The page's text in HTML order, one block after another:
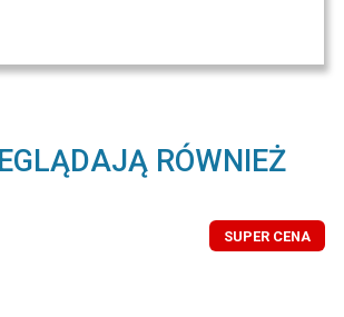
RÓWNIEŻ
SUPER CENA